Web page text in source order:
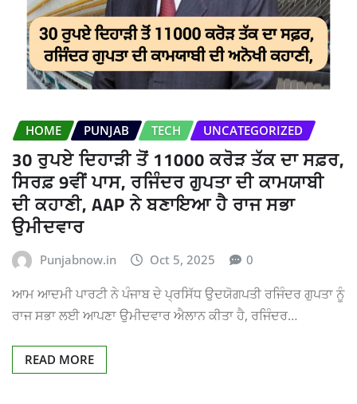
HOME PUNJAB TECH UNCATEGORIZED
30 ਰੁਪਏ ਦਿਹਾੜੀ ਤੋਂ 11000 ਕਰੋੜ ਤੱਕ ਦਾ ਸਫ਼ਰ,
ਸਿਰਫ਼ 9ਵੀਂ ਪਾਸ, ਰਜਿੰਦਰ ਗੁਪਤਾ ਦੀ ਕਾਮਯਾਬੀ
ਦੀ ਕਹਾਣੀ, AAP ਨੇ ਬਣਾਇਆ ਹੈ ਰਾਜ ਸਭਾ
ਉਮੀਦਵਾਰ
Punjabnow.in Oct 5, 2025 0
ਆਮ ਆਦਮੀ ਪਾਰਟੀ ਨੇ ਪੰਜਾਬ ਦੇ ਪ੍ਰਸਿੱਧ ਉਦਯੋਗਪਤੀ ਰਜਿੰਦਰ ਗੁਪਤਾ ਨੂੰ
ਰਾਜ ਸਭਾ ਲਈ ਆਪਣਾ ਉਮੀਦਵਾਰ ਐਲਾਨ ਕੀਤਾ ਹੈ, ਰਜਿੰਦਰ…
READ MORE